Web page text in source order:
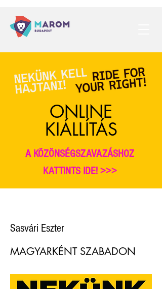
ONLINE
KIÁLLÍTÁS
A KÖZÖNSÉGSZAVAZÁSHOZ
KATTINTS IDE! >>>
Sasvári Eszter
MAGYARKÉNT SZABADON